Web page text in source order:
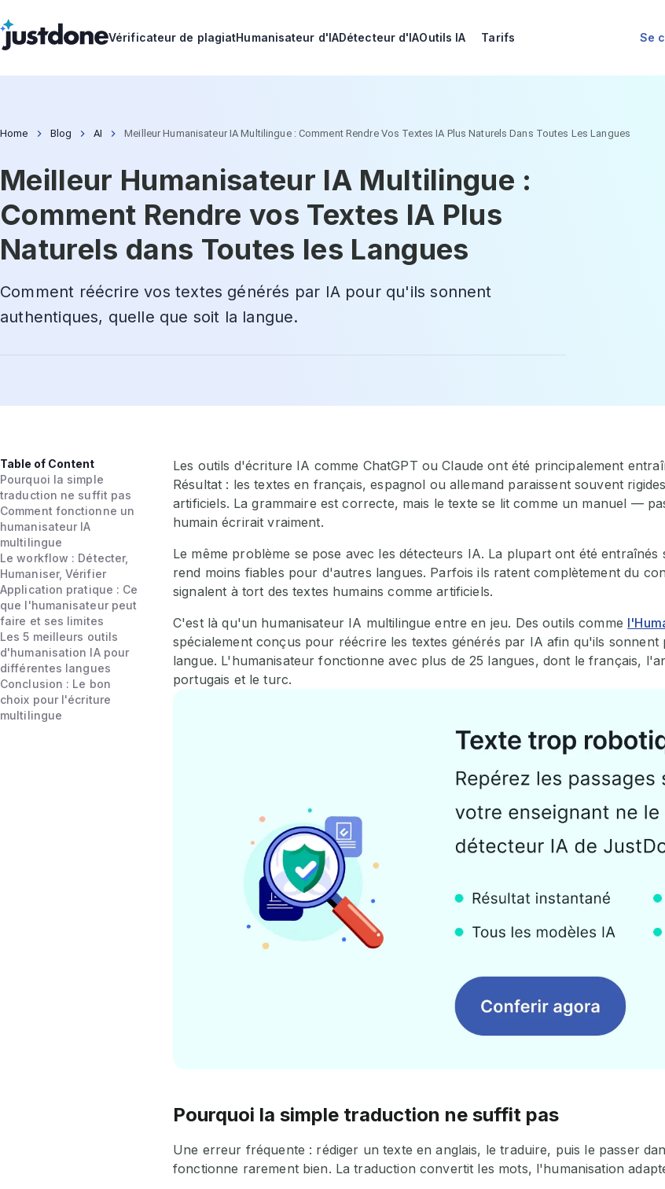
Vérificateur de plagiatHumanisateur d'IADétecteur d'IAOutils IA Tarifs Se
Home Blog AI Meilleur Humanisateur IA Multilingue : Comment Rendre Vos Textes IA Plus Naturels Dans Toutes Les Langues
Meilleur Humanisateur IA Multilingue :
Comment Rendre vos Textes IA Plus
Naturels dans Toutes les Langues
Comment réécrire vos textes générés par IA pour qu'ils sonnent
authentiques, quelle que soit la langue.
Table of Content
Pourquoi la simple
traduction ne suffit pas
Comment fonctionne un
humanisateur IA
multilingue
Le workflow : Détecter,
Humaniser, Vérifier
Application pratique : Ce
que l'humanisateur peut
faire et ses limites
Les 5 meilleurs outils
d'humanisation IA pour
différentes langues
Conclusion : Le bon
choix pour l'écriture
multilingue
Les outils d'écriture IA comme ChatGPT ou Claude ont été principalement
Résultat : les textes en français, espagnol ou allemand paraissent souvent
artificiels. La grammaire est correcte, mais le texte se lit comme un manuel —
humain écrirait vraiment.
Le même problème se pose avec les détecteurs IA. La plupart ont été entraînés
rend moins fiables pour d'autres langues. Parfois ils ratent complètement du
signalent à tort des textes humains comme artificiels.
C'est là qu'un humanisateur IA multilingue entre en jeu. Des outils comme
spécialement conçus pour réécrire les textes générés par IA afin qu'ils
langue. L'humanisateur fonctionne avec plus de 25 langues, dont le français,
portugais et le turc.
Pourquoi la simple traduction ne suffit pas
Une erreur fréquente : rédiger un texte en anglais, le traduire, puis le passer
fonctionne rarement bien. La traduction convertit les mots, l'humanisation